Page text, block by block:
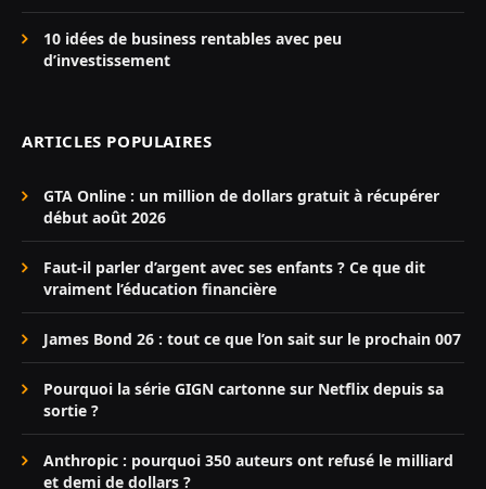
10 idées de business rentables avec peu
d’investissement
ARTICLES POPULAIRES
GTA Online : un million de dollars gratuit à récupérer
début août 2026
Faut-il parler d’argent avec ses enfants ? Ce que dit
vraiment l’éducation financière
James Bond 26 : tout ce que l’on sait sur le prochain 007
Pourquoi la série GIGN cartonne sur Netflix depuis sa
sortie ?
Anthropic : pourquoi 350 auteurs ont refusé le milliard
et demi de dollars ?